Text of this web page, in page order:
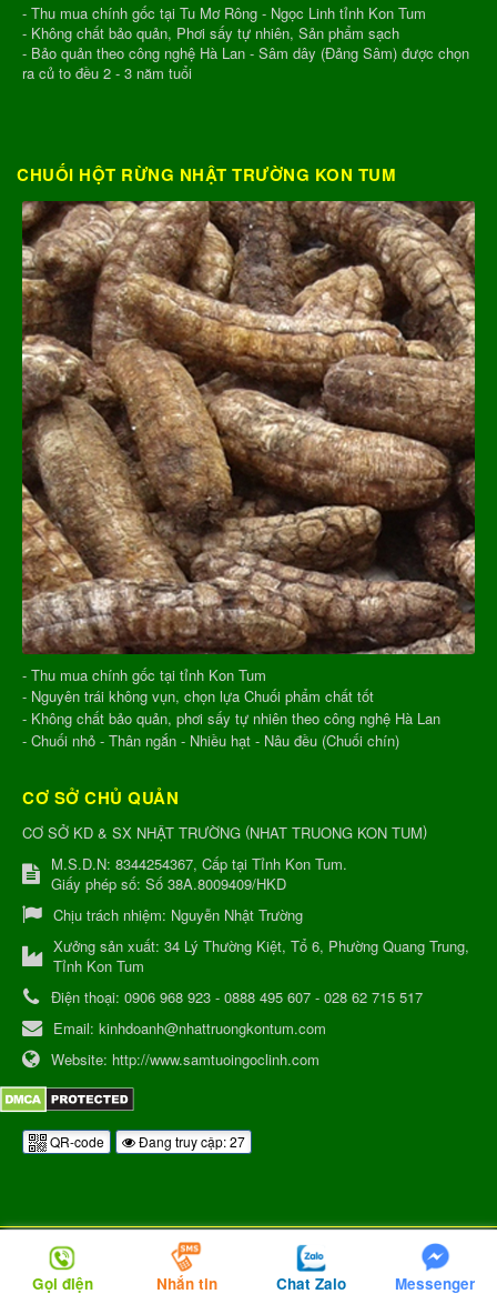
- Thu mua chính gốc tại Tu Mơ Rông - Ngọc Linh tỉnh Kon Tum
- Không chất bảo quản, Phơi sấy tự nhiên, Sản phẩm sạch
- Bảo quản theo công nghệ Hà Lan - Sâm dây (Đảng Sâm) được chọn
ra củ to đều 2 - 3 năm tuổi
CHUỐI HỘT RỪNG NHẬT TRƯỜNG KON TUM
- Thu mua chính gốc tại tỉnh Kon Tum
- Nguyên trái không vụn, chọn lựa Chuối phẩm chất tốt
- Không chất bảo quản, phơi sấy tự nhiên theo công nghệ Hà Lan
- Chuối nhỏ - Thân ngắn - Nhiều hạt - Nâu đều (Chuối chín)
CƠ SỞ CHỦ QUẢN
CƠ SỞ KD & SX NHẬT TRƯỜNG (NHAT TRUONG KON TUM)
M.S.D.N: 8344254367, Cấp tại Tỉnh Kon Tum.
Giấy phép số: Số 38A.8009409/HKD
Chịu trách nhiệm: Nguyễn Nhật Trường
Xưởng sản xuất: 34 Lý Thường Kiệt, Tổ 6, Phường Quang Trung,
Tỉnh Kon Tum
Điện thoại: 0906 968 923 - 0888 495 607 - 028 62 715 517
Email: kinhdoanh@nhattruongkontum.com
Website: http://www.samtuoingoclinh.com
QR-code Đang truy cập: 27
Gọi điện Nhắn tin Chat Zalo Messenger